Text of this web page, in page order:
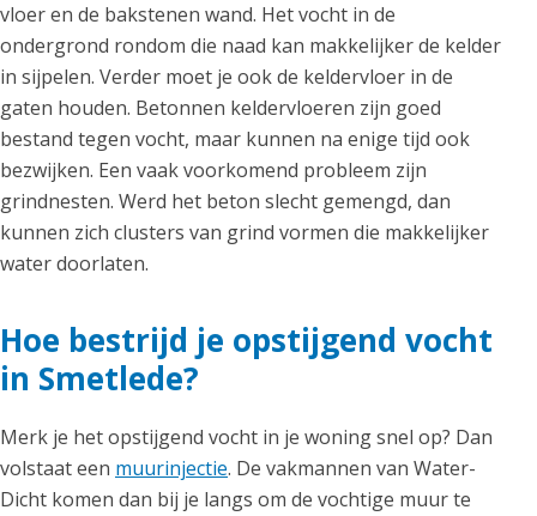
vloer en de bakstenen wand. Het vocht in de
ondergrond rondom die naad kan makkelijker de kelder
in sijpelen. Verder moet je ook de keldervloer in de
gaten houden. Betonnen keldervloeren zijn goed
bestand tegen vocht, maar kunnen na enige tijd ook
bezwijken. Een vaak voorkomend probleem zijn
grindnesten. Werd het beton slecht gemengd, dan
kunnen zich clusters van grind vormen die makkelijker
water doorlaten.
Hoe bestrijd je opstijgend vocht
in Smetlede?
Merk je het opstijgend vocht in je woning snel op? Dan
volstaat een muurinjectie. De vakmannen van Water-
Dicht komen dan bij je langs om de vochtige muur te